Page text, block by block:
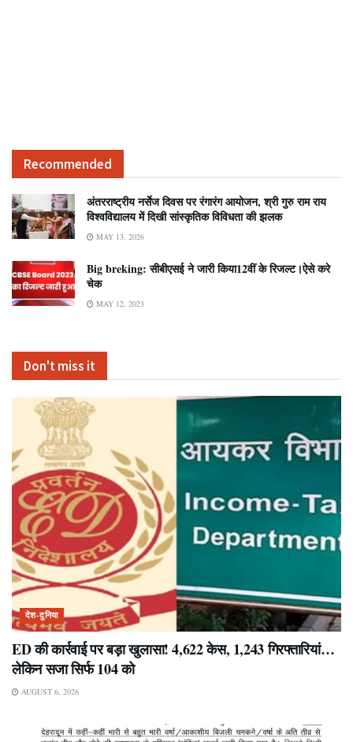
Recommended
अंतरराष्ट्रीय नर्सेज दिवस पर रंगारंग आयोजन, श्री गुरु राम राय
विश्वविद्यालय में दिखी सांस्कृतिक विविधता की झलक
MAY 13, 2026
Big breking: सीबीएसई ने जारी किया12वीं के रिजल्ट।ऐसे करे
चेक
MAY 12, 2023
Don't miss it
देश-दुनिया
ED की कार्रवाई पर बड़ा खुलासा! 4,622 केस, 1,243 गिरफ्तारियां…
लेकिन सजा सिर्फ 104 को
AUGUST 6, 2026